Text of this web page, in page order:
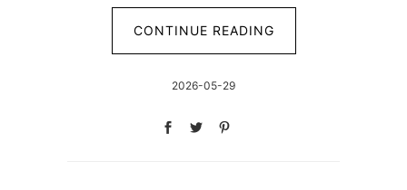
CONTINUE READING
2026-05-29